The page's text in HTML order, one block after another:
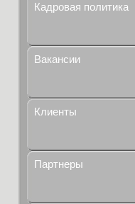
Кадровая политика
Вакансии
Клиенты
Партнеры